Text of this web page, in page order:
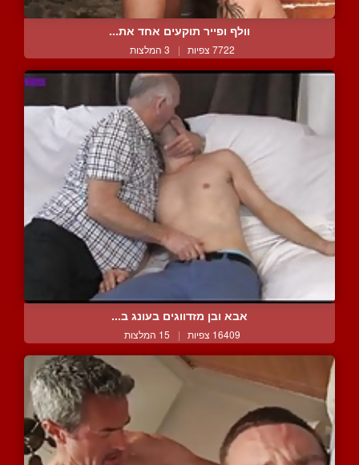
וולף ופייר תוקעים אחד את...
7722 צפיות | 3 המלצות
אבא ובן מזדווגים בעונג ב...
16409 צפיות | 15 המלצות